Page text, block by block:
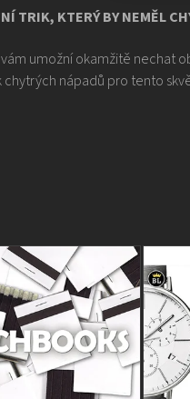
TRIK, KTERÝ BY NEMĚL
umožní okamžitě nechat
nápadů pro tento